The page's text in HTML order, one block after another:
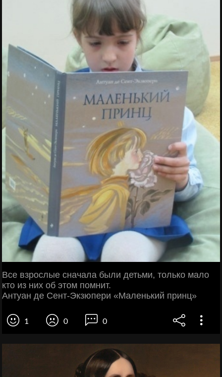
Все взрослые сначала были детьми, только мало
кто из них об этом помнит.
Антуан де Сент-Экзюпери «Маленький принц»
1 0 0